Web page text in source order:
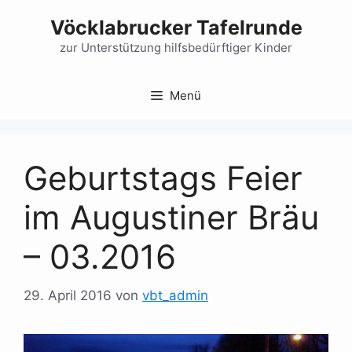
Vöcklabrucker Tafelrunde
zur Unterstützung hilfsbedürftiger Kinder
Menü
Geburtstags Feier
im Augustiner Bräu
– 03.2016
29. April 2016 von vbt_admin